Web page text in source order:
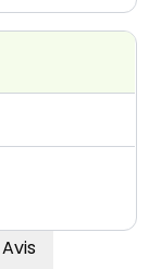
Avis